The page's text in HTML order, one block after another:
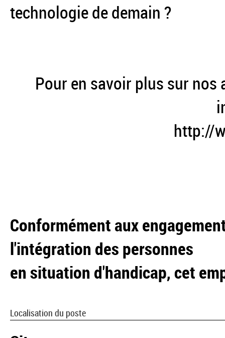
technologie de demain ?
Pour en savoir plus sur
http://
Conformément aux
l'intégration des personnes
en situation d'handicap, cet
Localisation du poste